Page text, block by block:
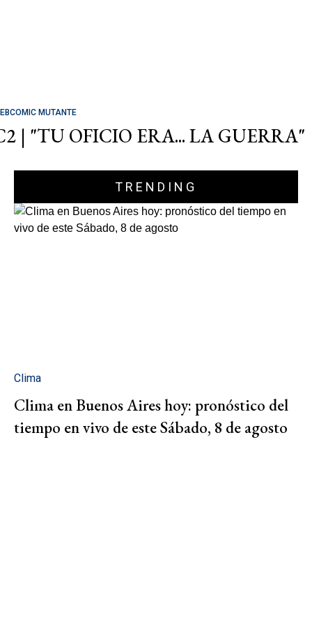
MUTANTE
| "TU OFICIO ERA... LA GUERRA"
TRENDING
Clima
Clima en Buenos Aires hoy: pronóstico del
tiempo en vivo de este Sábado, 8 de agosto